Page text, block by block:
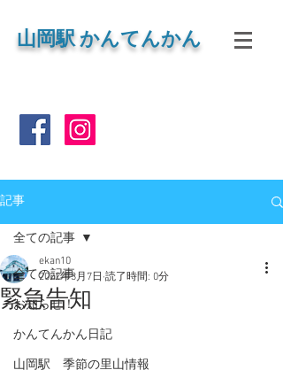
山岡駅 かんてんかん
記事
全ての記事
お知らせ！
かんてんかん日記
山岡駅 季節の里山情報
全ての記事
緊急告知
ekan10
2022年3月7日 読了時間: 0分